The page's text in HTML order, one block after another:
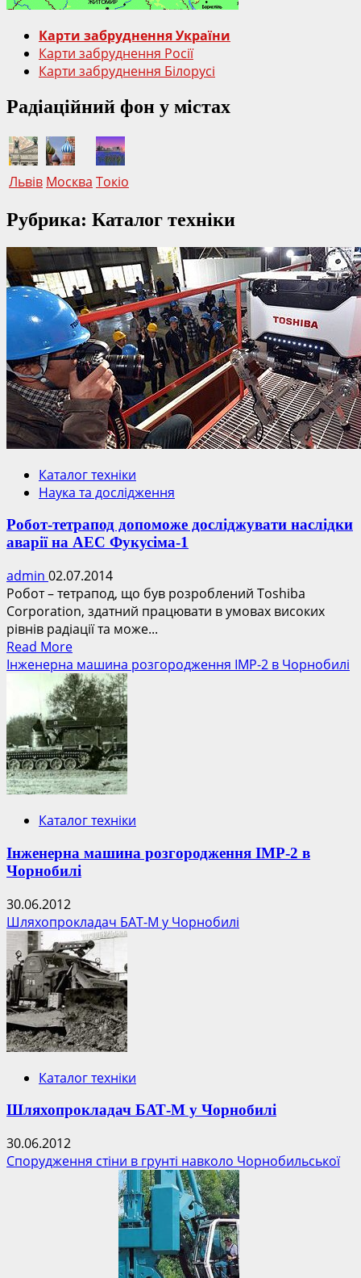
Карти забруднення України
Карти забруднення Росії
Карти забруднення Білорусі
Радіаційний фон у містах
Львів Москва Токіо
Рубрика: Каталог техніки
Каталог техніки
Наука та дослідження
Робот-тетрапод допоможе досліджувати наслідки
аварії на АЕС Фукусіма-1
admin 02.07.2014
Робот – тетрапод, що був розроблений Toshiba
Corporation, здатний працювати в умовах високих
рівнів радіації та може...
Read MoreRead
more
about
Робот-
тетрапод
допоможе
досліджувати
наслідки
аварії
АЕС
Інженерна машина розгородження ІМР-2 в Чорнобилі
Каталог техніки
Інженерна машина розгородження ІМР-2 в
Чорнобилі
30.06.2012
Шляхопрокладач БАТ-М у Чорнобилі
Каталог техніки
Шляхопрокладач БАТ-М у Чорнобилі
30.06.2012
Спорудження стіни в грунті навколо Чорнобильської